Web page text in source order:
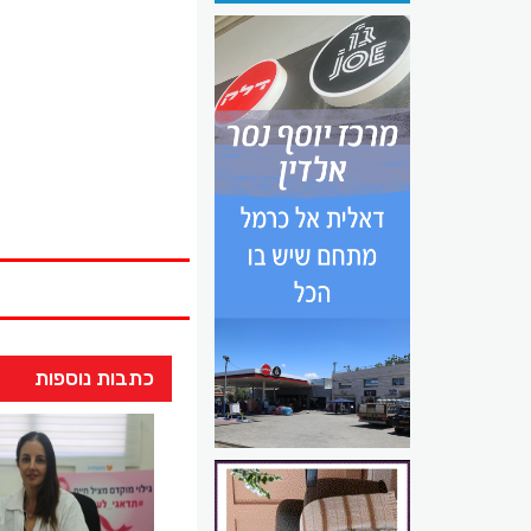
כתבות נוספות